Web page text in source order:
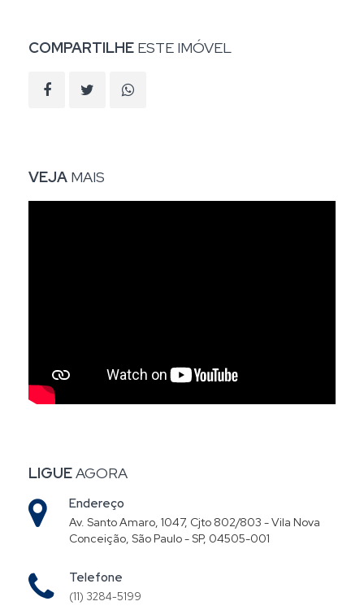
COMPARTILHE ESTE IMÓVEL
VEJA MAIS
LIGUEAGORA
Endereço
Av. Santo Amaro, 1047, Cjto 802/803 - Vila Nova
Conceição, São Paulo - SP, 04505-001
Telefone
(11) 3284-5199